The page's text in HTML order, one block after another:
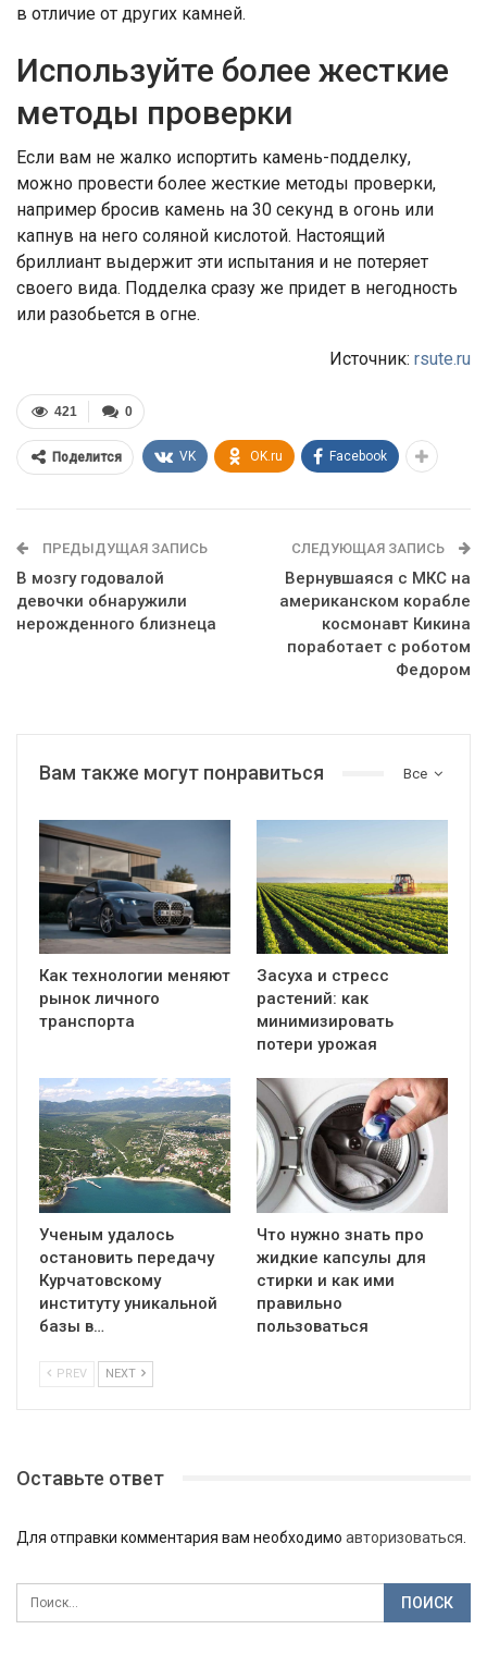
в отличие от других камней.
Используйте более жесткие
методы проверки
Если вам не жалко испортить камень-подделку,
можно провести более жесткие методы проверки,
например бросив камень на 30 секунд в огонь или
капнув на него соляной кислотой. Настоящий
бриллиант выдержит эти испытания и не потеряет
своего вида. Подделка сразу же придет в негодность
или разобьется в огне.
Источник: rsute.ru
0
421
Поделится VK OK.ru Facebook
ПРЕДЫДУЩАЯ ЗАПИСЬ
В мозгу годовалой
девочки обнаружили
нерожденного близнеца
СЛЕДУЮЩАЯ ЗАПИСЬ
Вернувшаяся с МКС на
американском корабле
космонавт Кикина
поработает с роботом
Федором
Все
Вам также могут понравиться
Как технологии меняют
рынок личного
транспорта
Засуха и стресс
растений: как
минимизировать
потери урожая
Ученым удалось
остановить передачу
Курчатовскому
институту уникальной
базы в…
Что нужно знать про
жидкие капсулы для
стирки и как ими
правильно
пользоваться
PREV NEXT
Оставьте ответ
Для отправки комментария вам необходимо авторизоваться